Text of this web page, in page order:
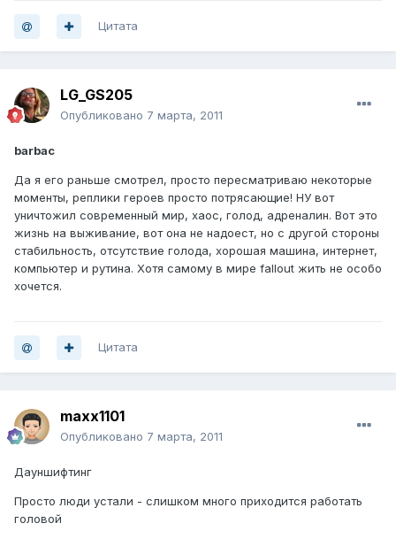
Цитата
LG_GS205
Опубликовано 7 марта, 2011
barbaс
Да я его раньше смотрел, просто пересматриваю некоторые
моменты, реплики героев просто потрясающие! НУ вот
уничтожил современный мир, хаос, голод, адреналин. Вот это
жизнь на выживание, вот она не надоест, но с другой стороны
стабильность, отсутствие голода, хорошая машина, интернет,
компьютер и рутина. Хотя самому в мире fallout жить не особо
хочется.
Цитата
maxx1101
Опубликовано 7 марта, 2011
Дауншифтинг
Просто люди устали - слишком много приходится работать
головой